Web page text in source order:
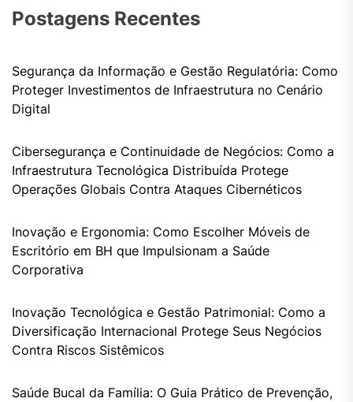
Postagens Recentes
Segurança da Informação e Gestão Regulatória: Como
Proteger Investimentos de Infraestrutura no Cenário
Digital
Cibersegurança e Continuidade de Negócios: Como a
Infraestrutura Tecnológica Distribuída Protege
Operações Globais Contra Ataques Cibernéticos
Inovação e Ergonomia: Como Escolher Móveis de
Escritório em BH que Impulsionam a Saúde
Corporativa
Inovação Tecnológica e Gestão Patrimonial: Como a
Diversificação Internacional Protege Seus Negócios
Contra Riscos Sistêmicos
Saúde Bucal da Família: O Guia Prático de Prevenção,